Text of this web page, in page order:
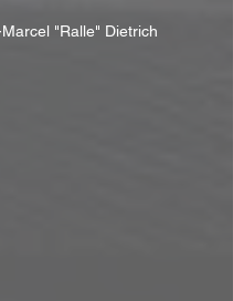
"Ralle" Dietrich